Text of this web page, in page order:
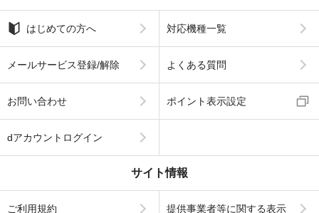
はじめての方へ 対応機種一覧
メールサービス登録/解除 よくある質問
お問い合わせ ポイント表示設定
dアカウントログイン
サイト情報
ご利用規約 提供事業者等に関する表示